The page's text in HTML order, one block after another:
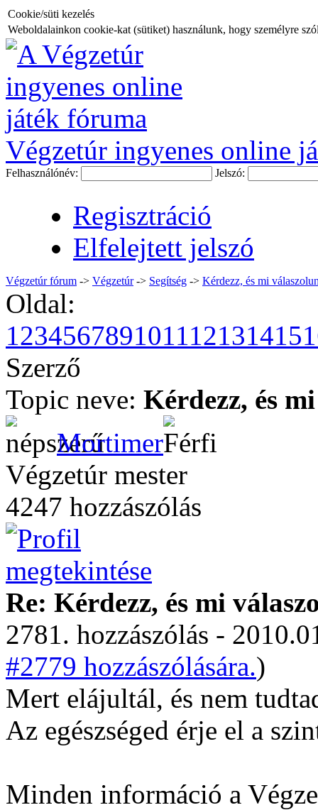
Cookie/süti kezelés
Weboldalainkon cookie-kat (sütiket) használunk, hogy személyre
Végzetúr ingyenes online
Felhasználónév: Jelszó:
Regisztráció
Elfelejtett jelszó
Végzetúr fórum -> Végzetúr-> Segítség -> Kérdezz, és mi
Oldal:
123456789101112131415
Szerző
Topic neve: Kérdezz, és
Mortimer
Végzetúr mester
4247 hozzászólás
Re: Kérdezz, és mi
2781. hozzászólás -
#2779 hozzászólására.)
Mert elájultál, és nem
Az egészséged érje el a
Minden információ a